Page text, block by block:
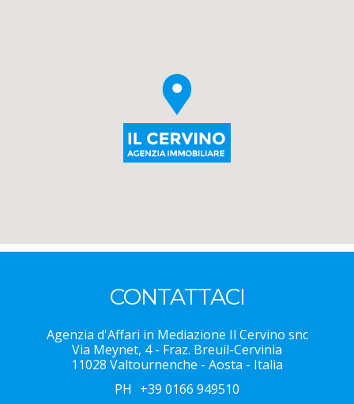
CONTATTACI
Agenzia d'Affari in Mediazione Il Cervino snc
Via Meynet, 4 - Fraz. Breuil-Cervinia
11028 Valtournenche - Aosta - Italia
PH +39 0166 949510